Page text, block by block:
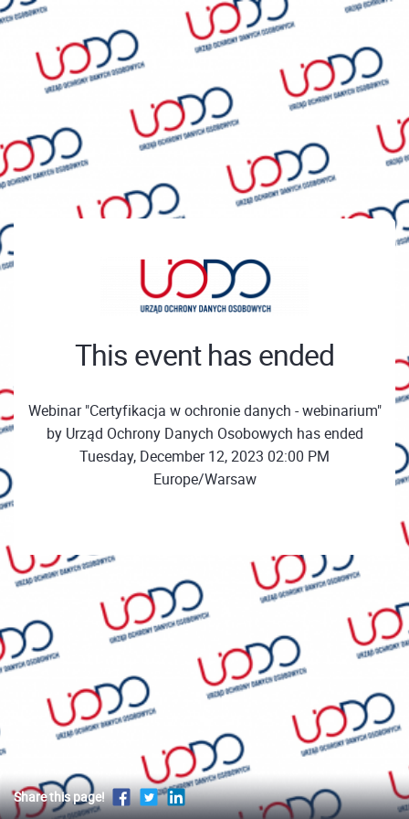
This event has ended
Webinar "Certyfikacja w ochronie danych - webinarium"
by Urząd Ochrony Danych Osobowych has ended
Tuesday, December 12, 2023 02:00 PM
Europe/Warsaw
Share this page!